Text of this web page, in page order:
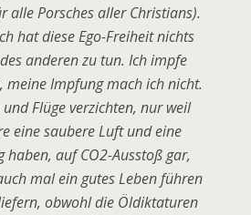
alle Porsches aller Christians).
hat diese Ego-Freiheit nichts
anderen zu tun. Ich impfe
meine Impfung mach ich nicht.
Flüge verzichten, nur weil
eine saubere Luft und eine
haben, auf CO2-Ausstoß gar,
mal ein gutes Leben führen
obwohl die Öldiktaturen